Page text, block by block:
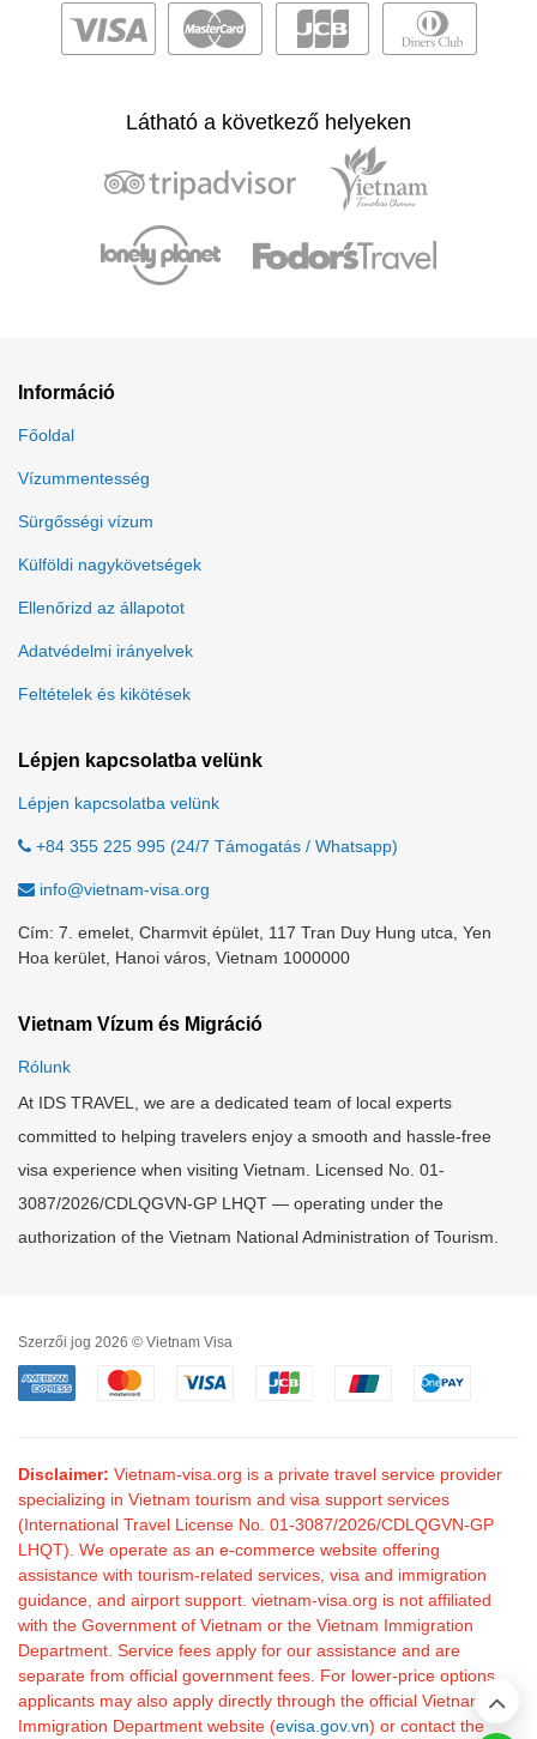
Látható a következő helyeken
Információ
Főoldal
Vízummentesség
Sürgősségi vízum
Külföldi nagykövetségek
Ellenőrizd az állapotot
Adatvédelmi irányelvek
Feltételek és kikötések
Lépjen kapcsolatba velünk
Lépjen kapcsolatba velünk
+84 355 225 995 (24/7 Támogatás / Whatsapp)
info@vietnam-visa.org
Cím: 7. emelet, Charmvit épület, 117 Tran Duy Hung utca, Yen
Hoa kerület, Hanoi város, Vietnam 1000000
Vietnam Vízum és Migráció
Rólunk
At IDS TRAVEL, we are a dedicated team of local experts
committed to helping travelers enjoy a smooth and hassle-free
visa experience when visiting Vietnam. Licensed No. 01-
3087/2026/CDLQGVN-GP LHQT — operating under the
authorization of the Vietnam National Administration of Tourism.
Szerzői jog 2026 © Vietnam Visa
Disclaimer: Vietnam-visa.org is a private travel service provider
specializing in Vietnam tourism and visa support services
(International Travel License No. 01-3087/2026/CDLQGVN-GP
LHQT). We operate as an e-commerce website offering
assistance with tourism-related services, visa and immigration
guidance, and airport support. vietnam-visa.org is not affiliated
with the Government of Vietnam or the Vietnam Immigration
Department. Service fees apply for our assistance and are
separate from official government fees. For lower-price options,
applicants may also apply directly through the official Vietnam
Immigration Department website (evisa.gov.vn) or contact the